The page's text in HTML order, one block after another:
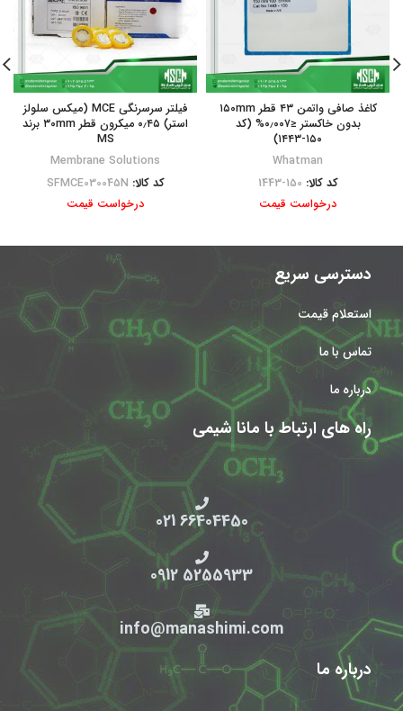
کاغذ صافی واتمن ۴۳ قطر ۱۵۰mm
بدون خاکستر ≤۰٫۰۰۷% (کد
۱۵۰-۱۴۴۳)
Whatman
کد کالا: 150-1443
درخواست قیمت
فیلتر سرسرنگی MCE (میکس سلولز
استر) ۰٫۴۵ میکرون قطر ۳۰mm برند
MS
Membrane Solutions
کد کالا: SFMCE030045N
درخواست قیمت
دسترسی سریع
استعلام قیمت
تماس با ما
درباره ما
راه های ارتباط با مانا شیمی
66404450 021
5255933 0912
info@manashimi.com
درباره ما